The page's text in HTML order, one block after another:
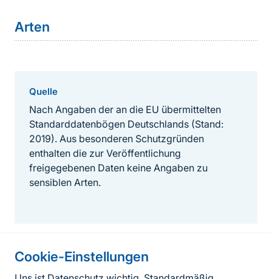
Cookie-Einstellungen
Arten
Quelle
Nach Angaben der an die EU übermittelten
Standarddatenbögen Deutschlands (Stand:
2019). Aus besonderen Schutzgründen
enthalten die zur Veröffentlichung
freigegebenen Daten keine Angaben zu
sensiblen Arten.
Informationen zur Seite